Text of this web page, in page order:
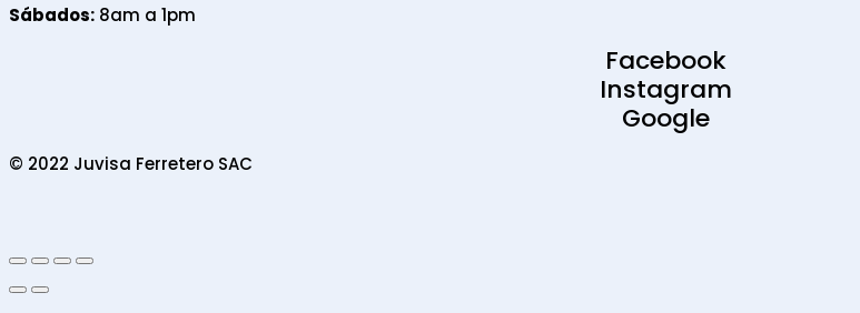
Sábados: 8am a 1pm
Facebook
Instagram
Google
© 2022 Juvisa Ferretero SAC